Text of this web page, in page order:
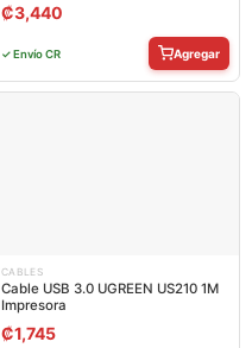
₡3,440
✓ Envío CR Agregar
CABLES
Cable USB 3.0 UGREEN US210 1M
Impresora
₡1,745